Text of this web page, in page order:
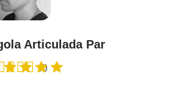
Articulada Par
(2)